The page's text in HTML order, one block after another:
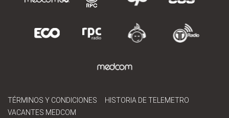
TÉRMINOS Y CONDICIONES
HISTORIA DE TELEMETRO
VACANTES MEDCOM